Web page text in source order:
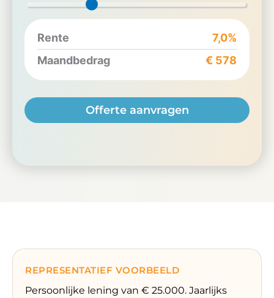
Rente
7,0%
Maandbedrag
€ 578
REPRESENTATIEF VOORBEELD
Persoonlijke lening van € 25.000. Jaarlijks